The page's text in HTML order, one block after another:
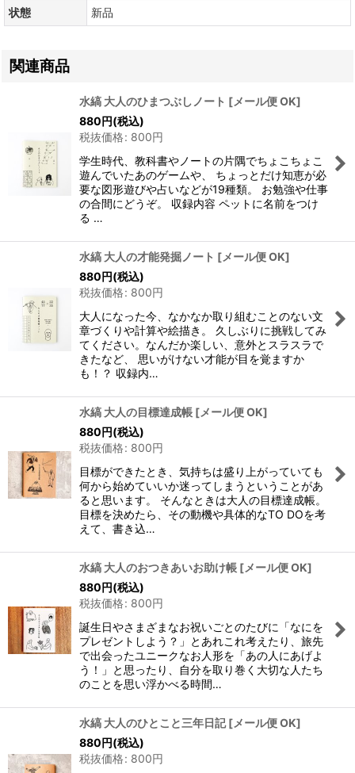
状態
新品
関連商品
水縞 大人のひまつぶしノート [メール便 OK]
880円(税込)
税抜価格: 800円
学生時代、教科書やノートの片隅でちょこちょこ
遊んでいたあのゲームや、 ちょっとだけ知恵が必
要な図形遊びや占いなどが19種類。 お勉強や仕事
の合間にどうぞ。 収録内容 ペットに名前をつけ
る …
水縞 大人の才能発掘ノート [メール便 OK]
880円(税込)
税抜価格: 800円
大人になった今、なかなか取り組むことのない文
章づくりや計算や絵描き。 久しぶりに挑戦してみ
てください。なんだか楽しい、意外とスラスラで
きたなど、 思いがけない才能が目を覚ますか
も！？ 収録内…
水縞 大人の目標達成帳 [メール便 OK]
880円(税込)
税抜価格: 800円
目標ができたとき、気持ちは盛り上がっていても
何から始めていいか迷ってしまうということがあ
ると思います。 そんなときは大人の目標達成帳。
目標を決めたら、その動機や具体的なTO DOを考
えて、書き込…
水縞 大人のおつきあいお助け帳 [メール便 OK]
880円(税込)
税抜価格: 800円
誕生日やさまざまなお祝いごとのたびに「なにを
プレゼントしよう？」とあれこれ考えたり、旅先
で出会ったユニークなお人形を「あの人にあげよ
う！」と思ったり、自分を取り巻く大切な人たち
のことを思い浮かべる時間…
水縞 大人のひとこと三年日記 [メール便 OK]
880円(税込)
税抜価格: 800円